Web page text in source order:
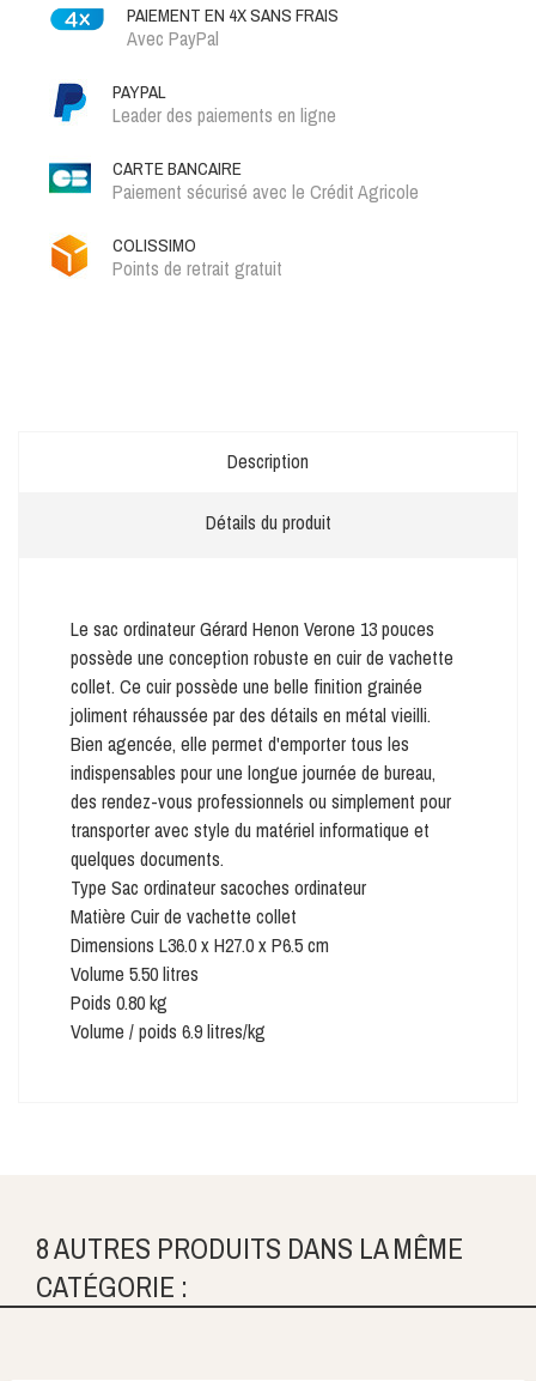
PAIEMENT EN 4X SANS FRAIS
Avec PayPal
PAYPAL
Leader des paiements en ligne
CARTE BANCAIRE
Paiement sécurisé avec le Crédit Agricole
COLISSIMO
Points de retrait gratuit
Description
Détails du produit
Le sac ordinateur Gérard Henon Verone 13 pouces
possède une conception robuste en cuir de vachette
collet. Ce cuir possède une belle finition grainée
joliment réhaussée par des détails en métal vieilli.
Bien agencée, elle permet d'emporter tous les
indispensables pour une longue journée de bureau,
des rendez-vous professionnels ou simplement pour
transporter avec style du matériel informatique et
quelques documents.
Type Sac ordinateur sacoches ordinateur
Matière Cuir de vachette collet
Dimensions L36.0 x H27.0 x P6.5 cm
Volume 5.50 litres
Poids 0.80 kg
Volume / poids 6.9 litres/kg
8 AUTRES PRODUITS DANS LA MÊME
CATÉGORIE :